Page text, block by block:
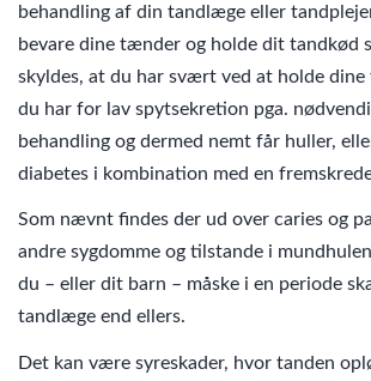
behandling af din tandlæge eller
bevare dine tænder og holde dit tandkød
skyldes, at du har svært ved at holde
du har for lav spytsekretion pga.
behandling og dermed nemt får huller,
diabetes i kombination med en
Som nævnt findes der ud over caries og
andre sygdomme og tilstande i
du – eller dit barn – måske i en periode
tandlæge end ellers.
Det kan være syreskader, hvor tanden